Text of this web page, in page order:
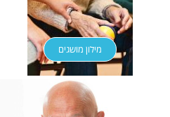
מילון מושגים